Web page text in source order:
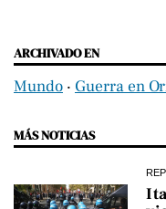
ARCHIVADO EN
Mundo ‧ Guerra en
MÁS NOTICIAS